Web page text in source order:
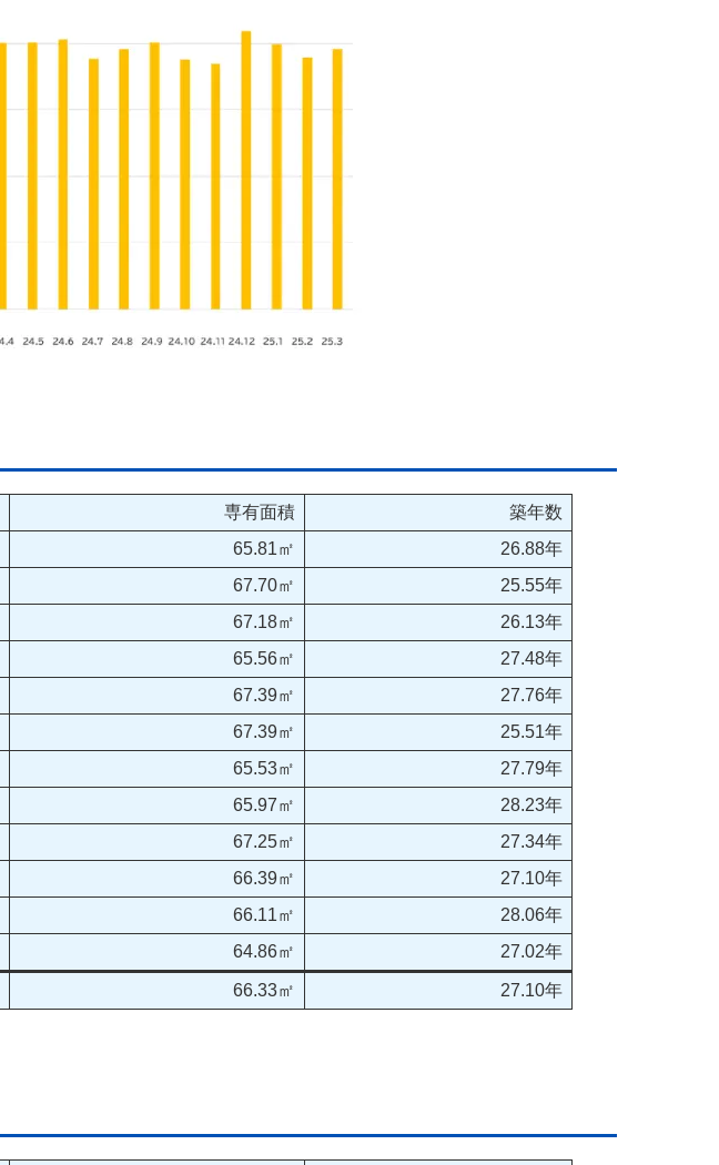
専有面積
築年数
65.81㎡
26.88年
67.70㎡
25.55年
67.18㎡
26.13年
65.56㎡
27.48年
67.39㎡
27.76年
67.39㎡
25.51年
65.53㎡
27.79年
65.97㎡
28.23年
67.25㎡
27.34年
66.39㎡
27.10年
66.11㎡
28.06年
64.86㎡ 27.02年
66.33㎡ 27.10年